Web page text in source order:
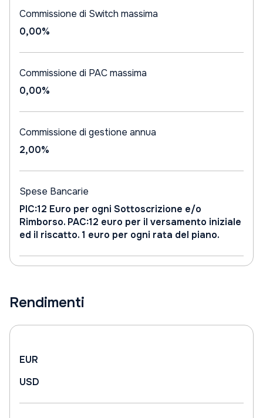
Commissione di Switch massima
0,00%
Commissione di PAC massima
0,00%
Commissione di gestione annua
2,00%
Spese Bancarie
PIC:12 Euro per ogni Sottoscrizione e/o
Rimborso. PAC:12 euro per il versamento iniziale
ed il riscatto. 1 euro per ogni rata del piano.
Rendimenti
EUR
USD